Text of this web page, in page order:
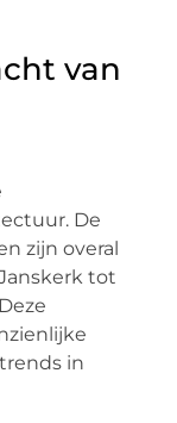
van
De
zijn overal
tot
in